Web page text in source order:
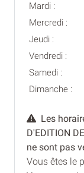
Mardi :
Mercredi :
Jeudi :
Vendredi :
Samedi :
Dimanche :
Les
D'EDITION
ne sont pas
Vous êtes le